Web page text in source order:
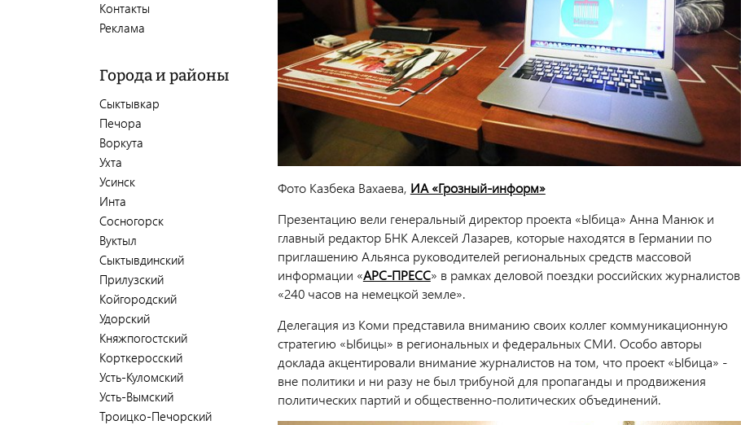
Контакты
Реклама
Города и районы
Сыктывкар
Печора
Воркута
Ухта
Усинск
Инта
Сосногорск
Вуктыл
Сыктывдинский
Прилузский
Койгородский
Удорский
Княжпогостский
Корткеросский
Усть-Куломский
Усть-Вымский
Троицко-Печорский
Фото Казбека Вахаева, ИА «Грозный-информ»
Презентацию вели генеральный директор проекта «Ыбица» Анна Манюк и
главный редактор БНК Алексей Лазарев, которые находятся в Германии по
приглашению Альянса руководителей региональных средств массовой
информации «АРС-ПРЕСС» в рамках деловой поездки российских журналистов
«240 часов на немецкой земле».
Делегация из Коми представила вниманию своих коллег коммуникационную
стратегию «Ыбицы» в региональных и федеральных СМИ. Особо авторы
доклада акцентировали внимание журналистов на том, что проект «Ыбица» -
вне политики и ни разу не был трибуной для пропаганды и продвижения
политических партий и общественно-политических объединений.